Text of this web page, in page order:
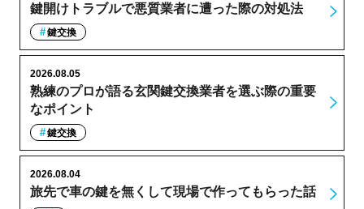
鍵開けトラブルで悪質業者に遭った際の対処法
鍵交換
熟練のプロが語る玄関鍵交換業者を選ぶ際の重要
なポイント
2026.08.05
鍵交換
旅先で車の鍵を無くして現場で作ってもらった話
2026.08.04